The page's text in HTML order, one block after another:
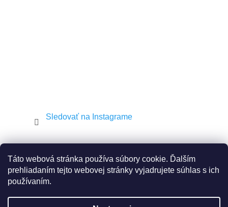
Táto webová stránka používa súbory cookie. Ďalším
prehliadaním tejto webovej stránky vyjadrujete súhlas s ich
používaním.
Sledovať na Instagrame
Vytvoril Shoptet